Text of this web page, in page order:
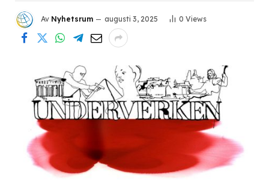
Av Nyhetsrum augusti 3, 2025 0 Views